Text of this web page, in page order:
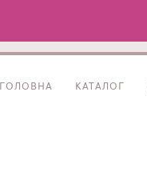
ГОЛОВНА КАТАЛОГ